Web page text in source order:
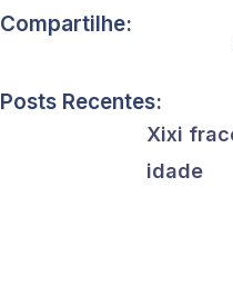
Compartilhe:
Posts Recentes:
Xixi
idade